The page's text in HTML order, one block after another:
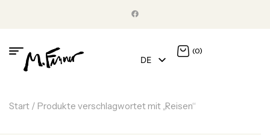
DE
(0)
Start / Produkte verschlagwortet mit „Reisen“